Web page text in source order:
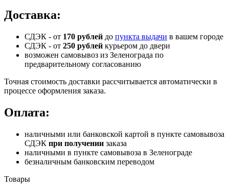
Доставка:
СДЭК - от 170 рублей до пункта выдачи в вашем городе
СДЭК - от 250 рублей курьером до двери
возможен самовывоз из Зеленограда по
предварительному согласованию
Точная стоимость доставки рассчитывается автоматически в
процессе оформления заказа.
Оплата:
наличными или банковской картой в пункте самовывоза
СДЭК при получении заказа
наличными в пункте самовывоза в Зеленограде
безналичным банковским переводом
Товары